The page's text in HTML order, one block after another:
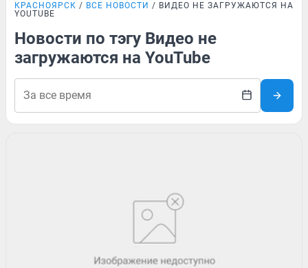
КРАСНОЯРСК ВСЕ НОВОСТИ
ВИДЕО НЕ ЗАГРУЖАЮТСЯ НА
YOUTUBE
Новости по тэгу Видео не
загружаются на YouTube